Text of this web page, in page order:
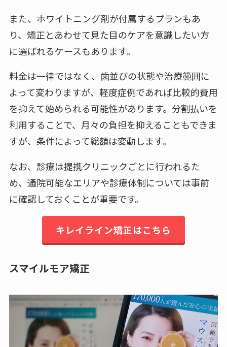
また、ホワイトニング剤が付属するプランもあ
り、矯正とあわせて見た目のケアを意識したい方
に選ばれるケースもあります。
料金は一律ではなく、歯並びの状態や治療範囲に
よって変わりますが、軽度症例であれば比較的費用
を抑えて始められる可能性があります。分割払いを
利用することで、月々の負担を抑えることもできま
すが、条件によって総額は変動します。
なお、診療は提携クリニックごとに行われるた
め、通院可能なエリアや診療体制については事前
に確認しておくことが重要です。
キレイライン矯正はこちら
スマイルモア矯正